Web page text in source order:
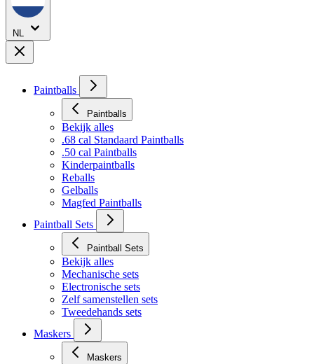
NL
Paintballs
Paintballs
Bekijk alles
.68 cal Standaard Paintballs
.50 cal Paintballs
Kinderpaintballs
Reballs
Gelballs
Magfed Paintballs
Paintball Sets
Paintball Sets
Bekijk alles
Mechanische sets
Electronische sets
Zelf samenstellen sets
Tweedehands sets
Maskers
Maskers